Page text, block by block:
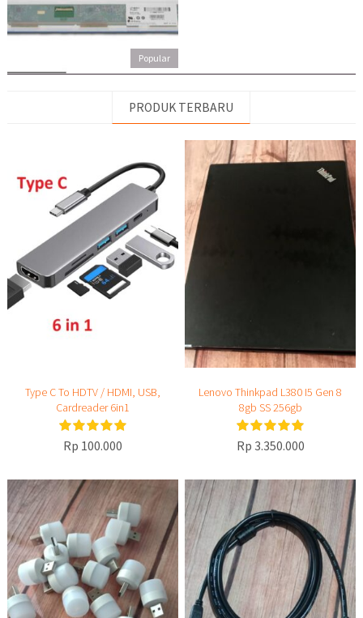
Popular
LCD LED Laptop 14.0″ Tebal 40 pin
Rp 395.000
lihat semua produk popular
PRODUK TERBARU
Type C To HDTV / HDMI, USB,
Cardreader 6in1
Rp 100.000
Lenovo Thinkpad L380 I5 Gen 8
8gb SS 256gb
Rp 3.350.000